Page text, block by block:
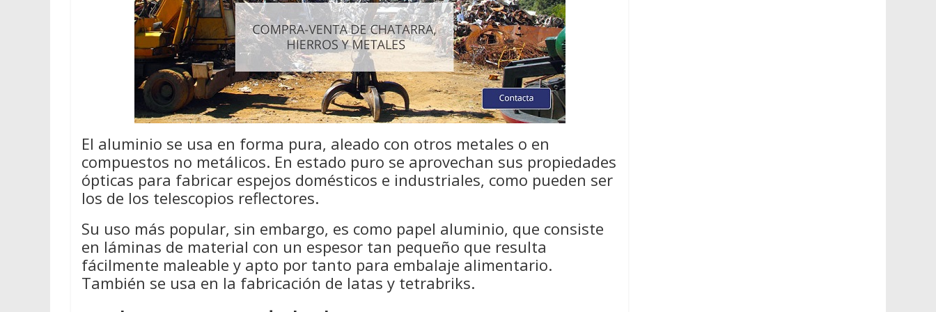
El aluminio se usa en forma pura, aleado con otros metales o en
compuestos no metálicos. En estado puro se aprovechan sus propiedades
ópticas para fabricar espejos domésticos e industriales, como pueden ser
los de los telescopios reflectores.
Su uso más popular, sin embargo, es como papel aluminio, que consiste
en láminas de material con un espesor tan pequeño que resulta
fácilmente maleable y apto por tanto para embalaje alimentario.
También se usa en la fabricación de latas y tetrabriks.